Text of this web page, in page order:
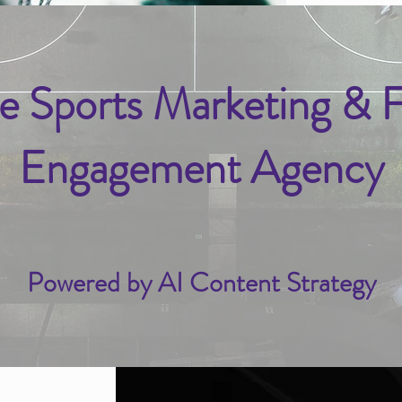
Sports Marketing &
Engagement Agency
Powered by AI Content Strategy